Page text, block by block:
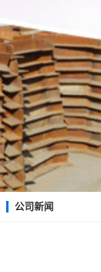
公司新闻